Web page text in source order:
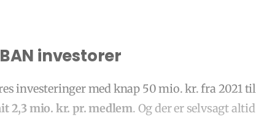
investorer
investeringer med knap 50 mio. kr. fra 2021 til
2,3 mio. kr. pr. medlem. Og der er selvsagt altid